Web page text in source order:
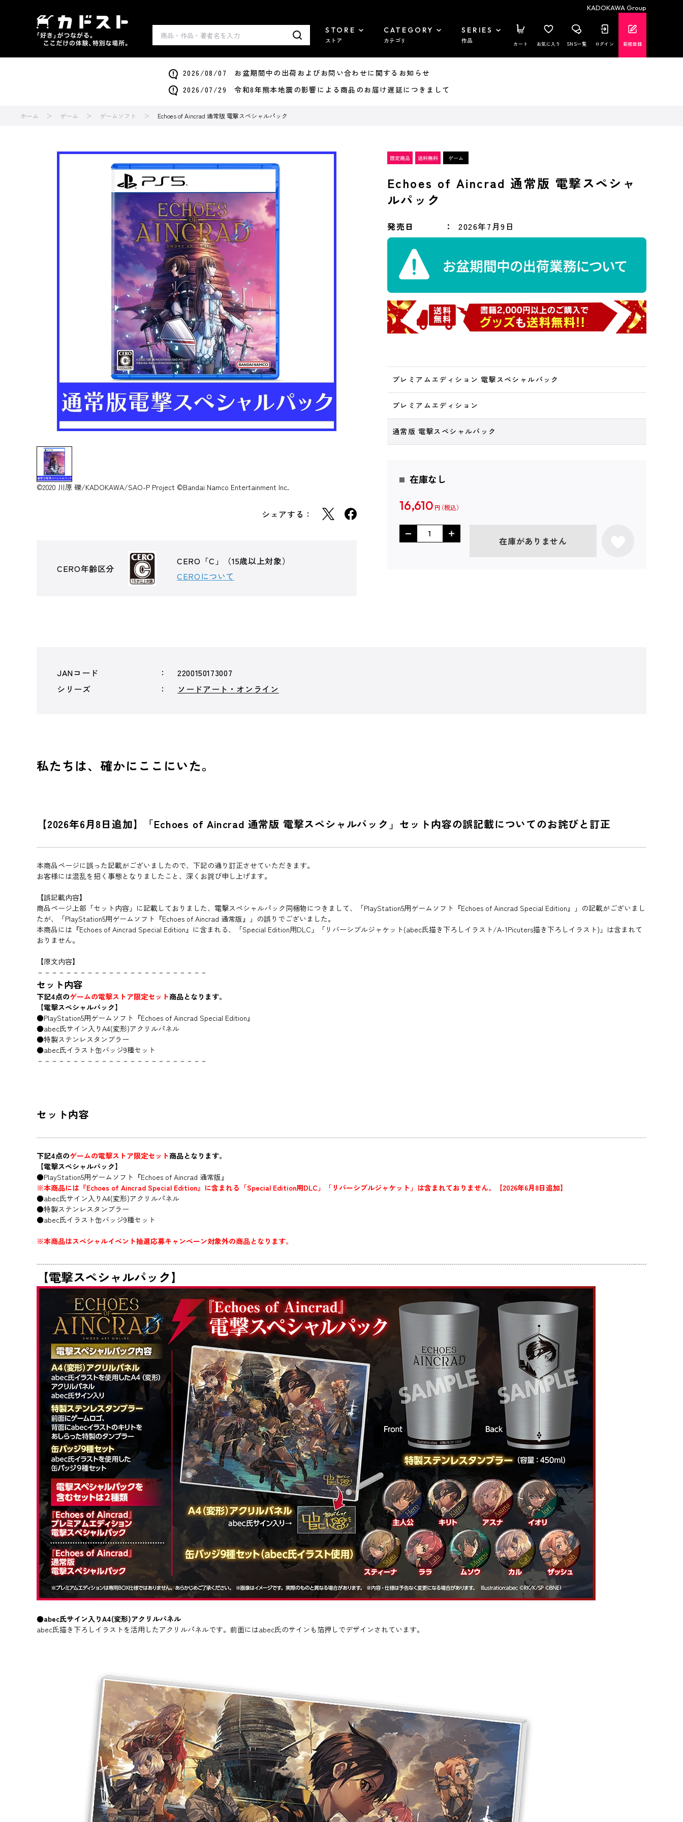
KADOKAWA Group
STORE
ストア
CATEGORY
カテゴリ
SERIES
作品 カート お気に入り SNS一覧 ログイン 新規登録
2026/08/07 お盆期間中の出荷およびお問い合わせに関するお知らせ
2026/07/29 令和8年熊本地震の影響による商品のお届け遅延につきまして
ホーム ゲーム ゲームソフト Echoes of Aincrad 通常版 電撃スペシャルパック
©2020 川原 礫/KADOKAWA/SAO-P Project ©Bandai Namco Entertainment Inc.
シェアする：
CERO年齢区分
CERO「C」（15歳以上対象）
CEROについて
Echoes of Aincrad 通常版 電撃スペシャ
ルパック
発売日 2026年7月9日
プレミアムエディション 電撃スペシャルパック
プレミアムエディション
通常版 電撃スペシャルパック
在庫なし
16,610 円
在庫がありません
JANコード
2200150173007
シリーズ
ソードアート・オンライン
私たちは、確かにここにいた。
【2026年6月8日追加】「Echoes of Aincrad 通常版 電撃スペシャルパック」セット内容の誤記載についてのお詫びと訂正
本商品ページに誤った記載がございましたので、下記の通り訂正させていただきます。
お客様には混乱を招く事態となりましたこと、深くお詫び申し上げます。
【誤記載内容】
商品ページ上部「セット内容」に記載しておりました、電撃スペシャルパック同梱物につきまして、「PlayStation5用ゲームソフト『Echoes of Aincrad Special Edition』」の記載がございまし
たが、「PlayStation5用ゲームソフト『Echoes of Aincrad 通常版』」の誤りでございました。
本商品には『Echoes of Aincrad Special Edition』に含まれる、「Special Edition用DLC」「リバーシブルジャケット(abec氏描き下ろしイラスト/A-1Picuters描き下ろしイラスト)」は含まれて
おりません。
【原文内容】
－－－－－－－－－－－－－－－－－－－－－－－－
セット内容
下記4点のゲームの電撃ストア限定セット商品となります。
【電撃スペシャルパック】
●PlayStation5用ゲームソフト『Echoes of Aincrad Special Edition』
●abec氏サイン入りA4(変形)アクリルパネル
●特製ステンレスタンブラー
●abec氏イラスト缶バッジ9種セット
－－－－－－－－－－－－－－－－－－－－－－－－
セット内容
下記4点のゲームの電撃ストア限定セット商品となります。
【電撃スペシャルパック】
●PlayStation5用ゲームソフト『Echoes of Aincrad 通常版』
※本商品には『Echoes of Aincrad Special Edition』に含まれる「Special Edition用DLC」「リバーシブルジャケット」は含まれておりません。【2026年6月8日追加】
●abec氏サイン入りA4(変形)アクリルパネル
●特製ステンレスタンブラー
●abec氏イラスト缶バッジ9種セット
※本商品はスペシャルイベント抽選応募キャンペーン対象外の商品となります。
【電撃スペシャルパック】
●abec氏サイン入りA4(変形)アクリルパネル
abec氏描き下ろしイラストを活用したアクリルパネルです。前面にはabec氏のサインも箔押しでデザインされています。